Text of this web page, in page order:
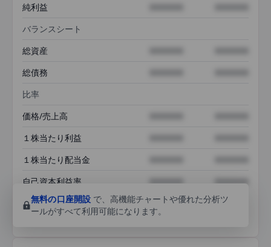
純利益
バランスシート
総資産
総債務
比率
価格/売上高
１株当たり利益
１株当たり配当金
自己資本利益率
XXXXXXX
XXXXXXX
無料の口座開設 で、高機能チャートや優れた分析ツ
ールがすべて利用可能になります。